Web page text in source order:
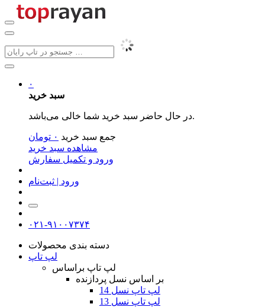
۰
سبد خرید
در حال حاضر سبد خرید شما خالی می‌باشد.
جمع سبد خرید ۰ تومان
مشاهده سبد خرید
ورود و تکمیل سفارش
ورود | ثبت‌نام
۰۲۱-۹۱۰۰۷۳۷۴
دسته بندی محصولات
لپ تاپ
لپ تاپ براساس
بر اساس نسل پردازنده
لپ تاپ نسل 14
لپ تاپ نسل 13